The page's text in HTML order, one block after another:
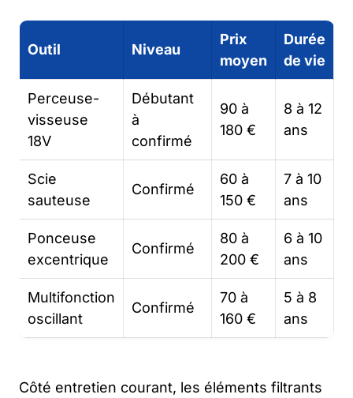
Outil Niveau
Prix
moyen
Durée
de vie
Perceuse-
visseuse
18V
Débutant
à
confirmé
90 à
180 €
8 à 12
ans
Scie
sauteuse
Confirmé
60 à
150 €
7 à 10
ans
Ponceuse
excentrique
Confirmé
80 à
200 €
6 à 10
ans
Multifonction
oscillant
Confirmé
70 à
160 €
5 à 8
ans
Côté entretien courant, les éléments filtrants